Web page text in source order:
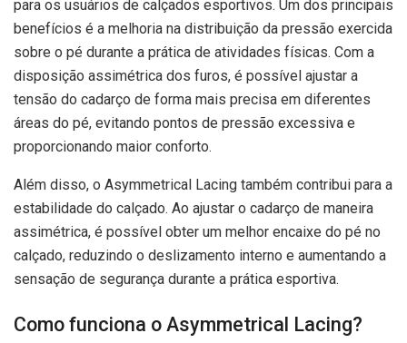
para os usuários de calçados esportivos. Um dos principais
benefícios é a melhoria na distribuição da pressão exercida
sobre o pé durante a prática de atividades físicas. Com a
disposição assimétrica dos furos, é possível ajustar a
tensão do cadarço de forma mais precisa em diferentes
áreas do pé, evitando pontos de pressão excessiva e
proporcionando maior conforto.
Além disso, o Asymmetrical Lacing também contribui para a
estabilidade do calçado. Ao ajustar o cadarço de maneira
assimétrica, é possível obter um melhor encaixe do pé no
calçado, reduzindo o deslizamento interno e aumentando a
sensação de segurança durante a prática esportiva.
Como funciona o Asymmetrical Lacing?